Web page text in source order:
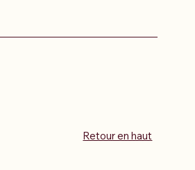
Retour en haut